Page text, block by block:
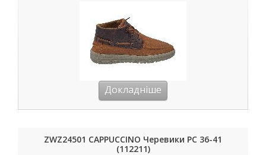
Докладніше
ZWZ24501 CAPPUCCINO Черевики РС 36-41
(112211)